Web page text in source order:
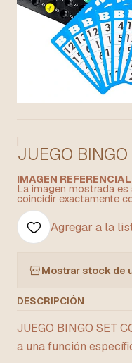
|
JUEGO
IMAGEN
La imagen mostrada
coincidir exactamente
Agregar a la
Mostrar stock de
DESCRIPCIÓN
JUEGO BINGO SET
a una función